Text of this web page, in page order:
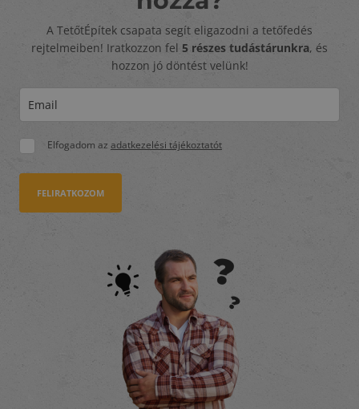
A TetőtÉpítek csapata segít eligazodni a tetőfedés
rejtelmeiben! Iratkozzon fel 5 részes tudástárunkra, és
hozzon jó döntést velünk!
Elfogadom az adatkezelési tájékoztatót
FELIRATKOZOM